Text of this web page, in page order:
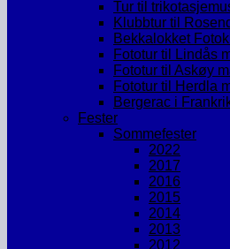
Tur til
Klubbtur til
Bekkalokket
Fototur til Lindås
Fototur til Askøy
Fototur til Herdla
Bergerac i
Fester
Sommefester
2022
2017
2016
2015
2014
2013
2012